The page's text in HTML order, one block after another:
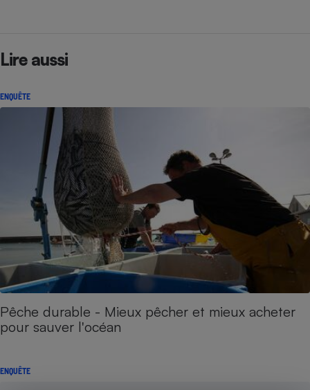
Lire aussi
ENQUÊTE
Pêche durable - Mieux pêcher et mieux acheter
pour sauver l'océan
ENQUÊTE